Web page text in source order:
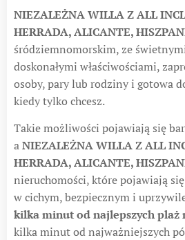
NIEZALEŻNA WILLA Z ALL
HERRADA, ALICANTE,
śródziemnomorskim, ze
doskonałymi właściwościami,
osoby, pary lub rodziny i gotowa
kiedy tylko chcesz.
Takie możliwości pojawiają się
aNIEZALEŻNA WILLA Z ALL
HERRADA, ALICANTE,
nieruchomości, które pojawiają
w cichym, bezpiecznym i
kilka minut od najlepszych plaż
kilka minut od najważniejszych